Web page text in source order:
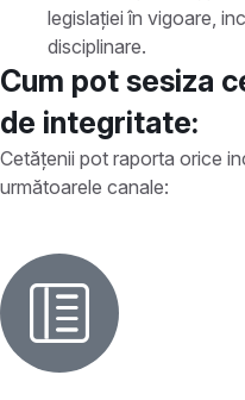
legislației în vigoare,
disciplinare.
Cum pot sesiza
de integritate:
Cetățenii pot raporta orice
următoarele canale: